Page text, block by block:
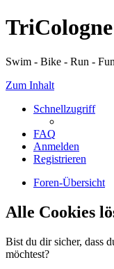
TriCologne
Swim - Bike - Run - Fun
Zum Inhalt
Schnellzugriff
FAQ
Anmelden
Registrieren
Foren-Übersicht
Alle Cookies
Bist du dir sicher, dass
möchtest?